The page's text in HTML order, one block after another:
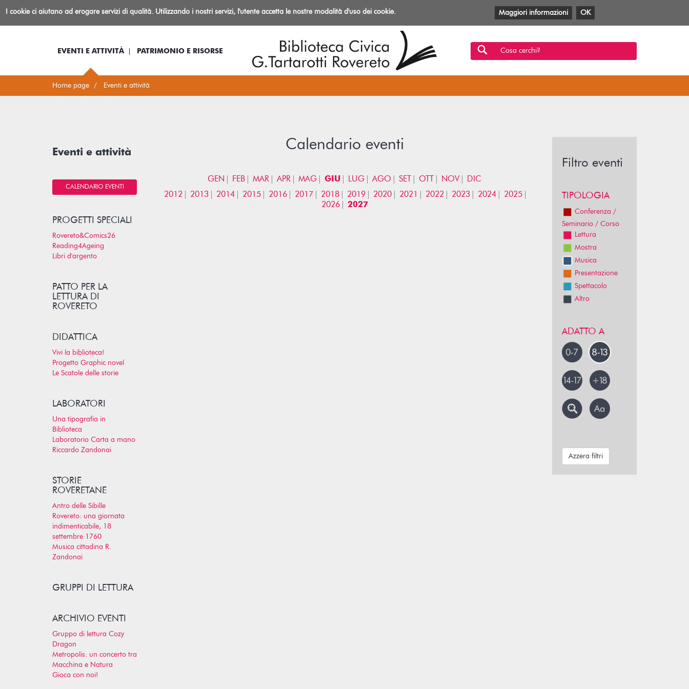
BibliotecaIo sono... Log-in Informazioni
Facebook
TwitterYouTube
Anobii
SBTMlol
EVENTI E ATTIVITÀ PATRIMONIO E RISORSE Cosa cerchi?
Home page Eventi e attività
Calendario eventi
GEN FEB MAR APR MAG GIU LUG AGO SET OTT NOV
DIC
2012
2013 2014 2015 2016 2017 2018 2019 2020 2021 2022 2023 2024
2025
2026
2027
Eventi e attività
CALENDARIO EVENTI
PROGETTI SPECIALI
Rovereto&Comics26
Reading4Ageing
Libri d'argento
PATTO PER LA
LETTURA DI
ROVERETO
DIDATTICA
Vivi la biblioteca!
Progetto Graphic novel
Le Scatole delle storie
LABORATORI
Una tipografia in
Biblioteca
Laboratorio Carta a mano
Riccardo Zandonai
STORIE
ROVERETANE
Antro delle Sibille
Rovereto: una giornata
indimenticabile, 18
settembre 1760
Musica cittadina R.
Zandonai
GRUPPI DI LETTURA
ARCHIVIO EVENTI
Gruppo di lettura Cozy
Dragon
Metropolis: un concerto tra
Macchina e Natura
Gioca con noi!
Filtro eventi
TIPOLOGIA
Conferenza /
Seminario / Corso
Lettura
Mostra
Musica
Presentazione
Spettacolo
Altro
ADATTO A
Azzera filtri
I cookie ci aiutano ad erogare servizi di qualità. Utilizzando i nostri servizi, l'utente accetta le nostre modalità d'uso dei cookie. Maggiori informazioni OK